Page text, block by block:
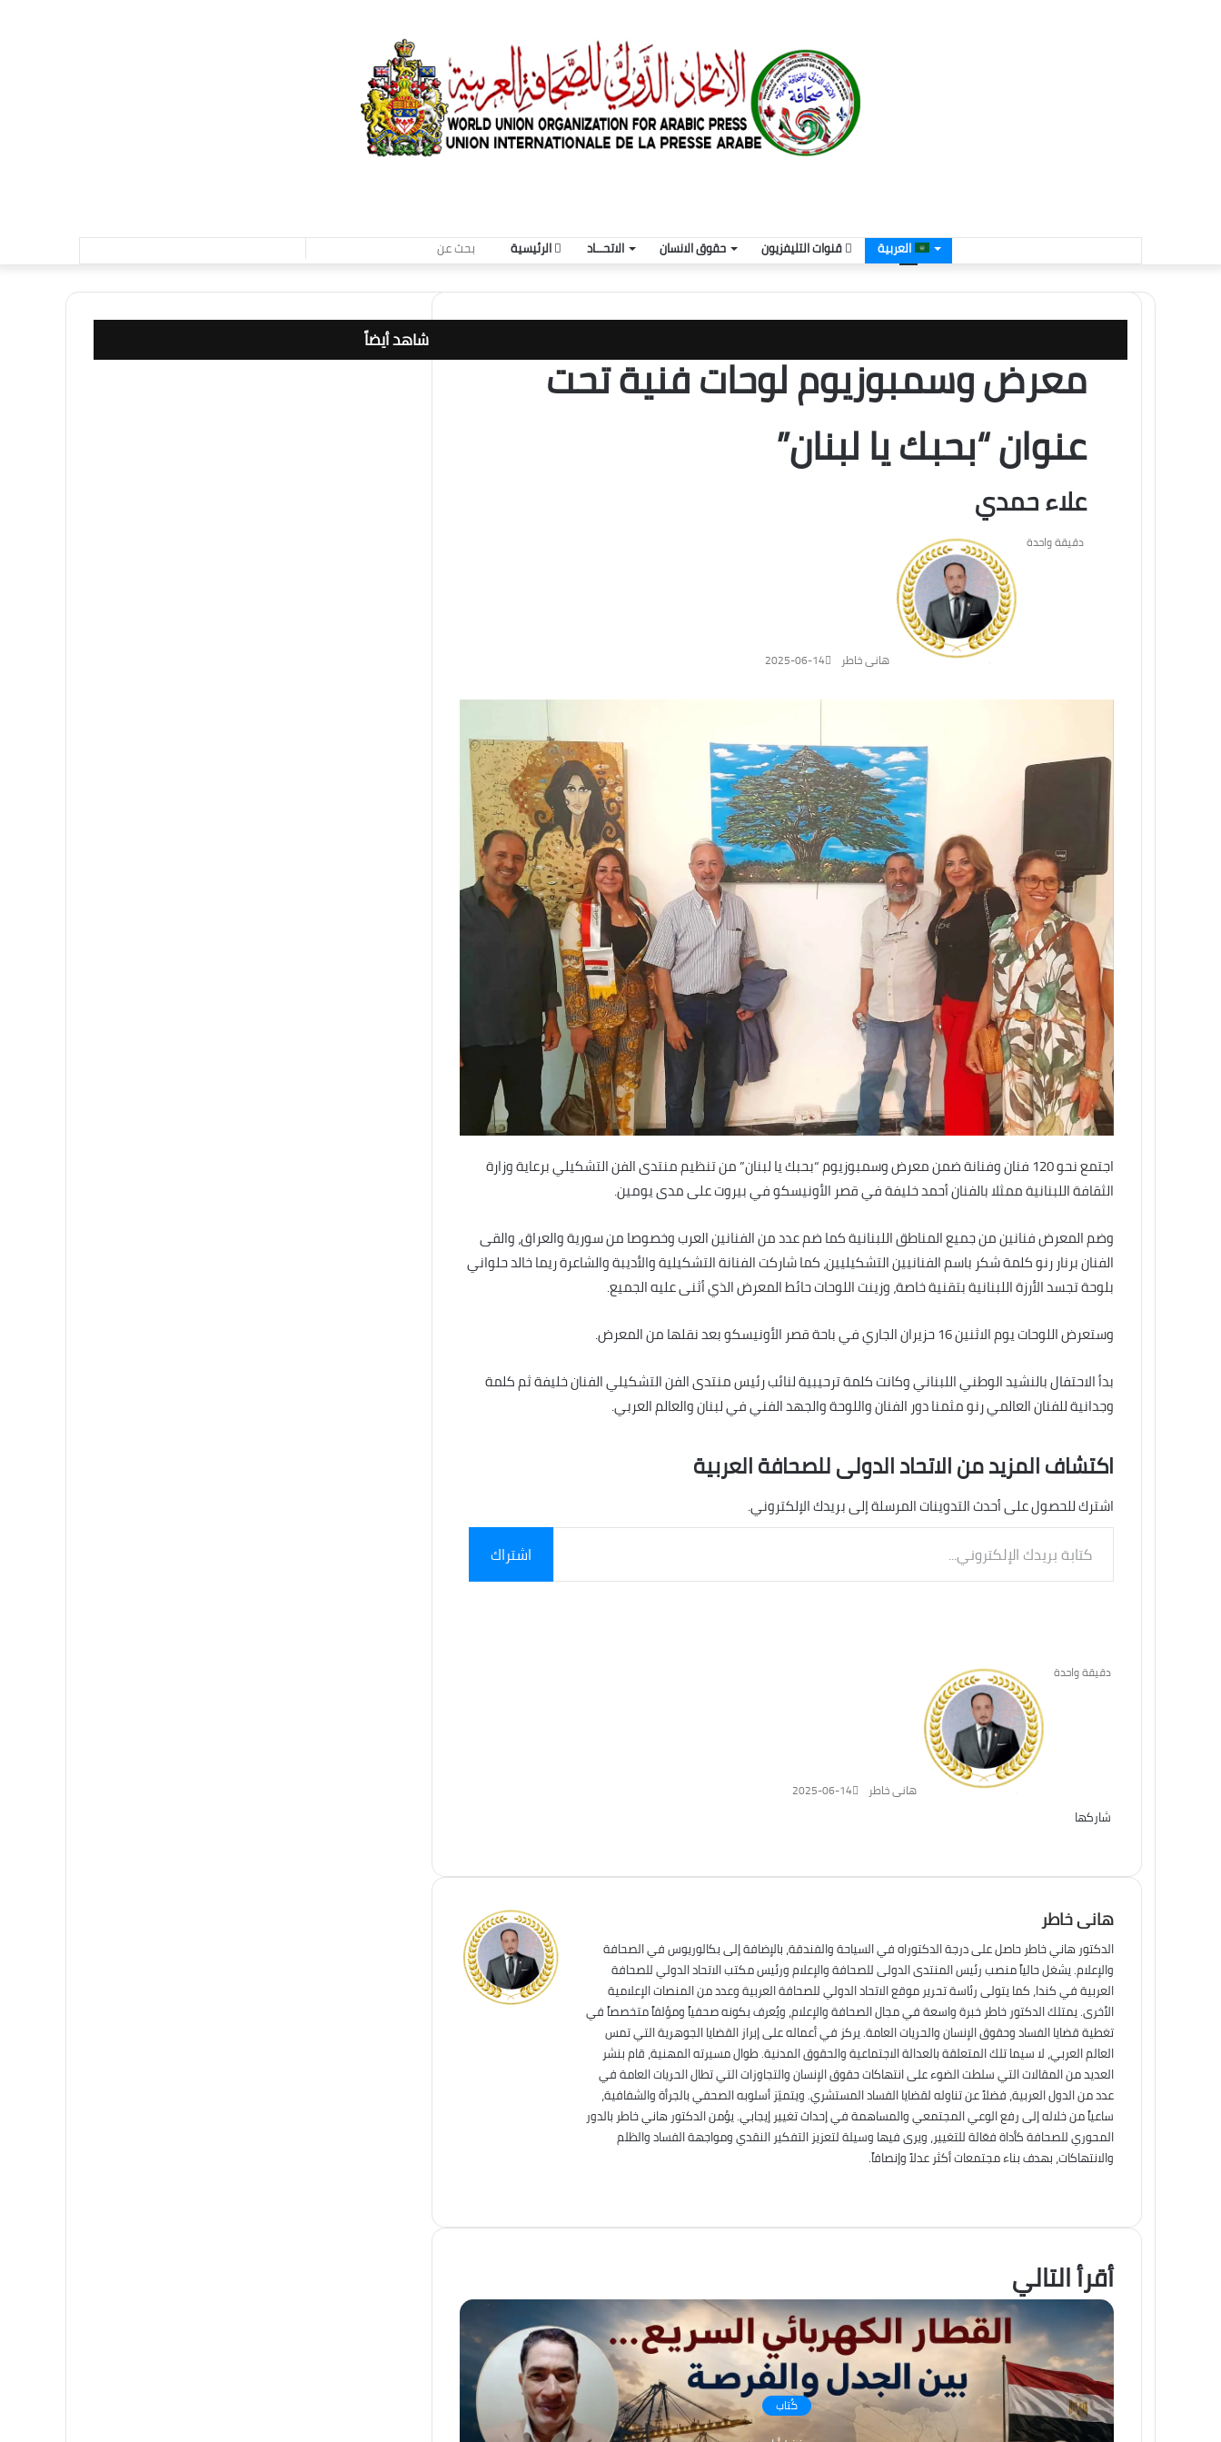
الرئيسية الاتحـــاد حقوق الانسان قنوات التليفزيون العربية
بحث
معرض وسمبوزيوم لوحات فنية تحت
عنوان “بحبك يا لبنان”
علاء حمدي
هانى خاطر 2025-06-14
دقيقة واحدة
اجتمع نحو 120 فنان وفنانة ضمن معرض وسمبوزيوم “بحبك يا لبنان” من تنظيم منتدى الفن التشكيلي برعاية وزارة
الثقافة اللبنانية ممثلا بالفنان أحمد خليفة في قصر الأونيسكو في بيروت على مدى يومين.
وضم المعرض فنانين من جميع المناطق اللبنانية كما ضم عدد من الفنانين العرب وخصوصا من سورية والعراق، والقى
الفنان برنار رنو كلمة شكر باسم الفنانيين التشكيليين، كما شاركت الفنانة التشكيلية والأديبة والشاعرة ريما خالد حلواني
بلوحة تجسد الأرزة اللبنانية بتقنية خاصة، وزينت اللوحات حائط المعرض الذي أثنى عليه الجميع.
وستعرض اللوحات يوم الاثنين 16 حزيران الجاري في باحة قصر الأونيسكو بعد نقلها من المعرض.
بدأ الاحتفال بالنشيد الوطني اللبناني وكانت كلمة ترحيبية لنائب رئيس منتدى الفن التشكيلي الفنان خليفة ثم كلمة
وجدانية للفنان العالمي رنو مثمنا دور الفنان واللوحة والجهد الفني في لبنان والعالم العربي.
اكتشاف المزيد من الاتحاد الدولى للصحافة العربية
اشترك للحصول على أحدث التدوينات المرسلة إلى بريدك الإلكتروني.
الإلكتروني...
اشتراك
هانى خاطر 2025-06-14
دقيقة واحدة
شاركها
هانى خاطر
الدكتور هاني خاطر حاصل على درجة الدكتوراه في السياحة والفندقة، بالإضافة إلى بكالوريوس في الصحافة
والإعلام. يشغل حالياً منصب رئيس المنتدى الدولى للصحافة والإعلام ورئيس مكتب الاتحاد الدولي للصحافة
العربية في كندا، كما يتولى رئاسة تحرير موقع الاتحاد الدولي للصحافة العربية وعدد من المنصات الإعلامية
الأخرى. يمتلك الدكتور خاطر خبرة واسعة في مجال الصحافة والإعلام، ويُعرف بكونه صحفياً ومؤلفاً متخصصاً في
تغطية قضايا الفساد وحقوق الإنسان والحريات العامة. يركز في أعماله على إبراز القضايا الجوهرية التي تمس
العالم العربي، لا سيما تلك المتعلقة بالعدالة الاجتماعية والحقوق المدنية. طوال مسيرته المهنية، قام بنشر
العديد من المقالات التي سلطت الضوء على انتهاكات حقوق الإنسان والتجاوزات التي تطال الحريات العامة في
عدد من الدول العربية، فضلاً عن تناوله لقضايا الفساد المستشري. ويتميّز أسلوبه الصحفي بالجرأة والشفافية،
ساعياً من خلاله إلى رفع الوعي المجتمعي والمساهمة في إحداث تغيير إيجابي. يؤمن الدكتور هاني خاطر بالدور
المحوري للصحافة كأداة فعّالة للتغيير، ويرى فيها وسيلة لتعزيز التفكير النقدي ومواجهة الفساد والظلم
والانتهاكات، بهدف بناء مجتمعات أكثر عدلاً وإنصافاً.
أقرأ التالي
كُتاب
شاهد أيضاً
إغلاق